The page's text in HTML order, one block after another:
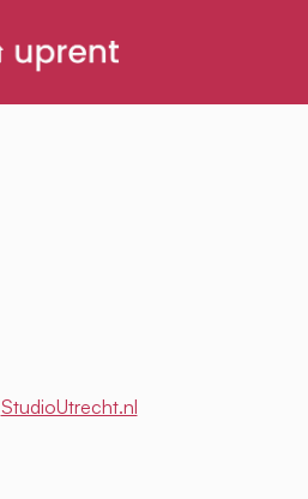
StudioUtrecht.nl